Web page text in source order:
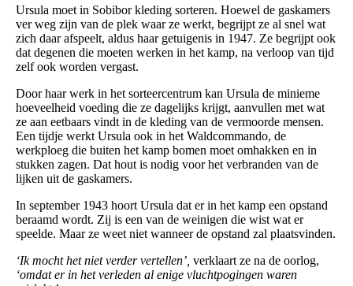
Ursula moet in Sobibor kleding sorteren. Hoewel de gaskamers
ver weg zijn van de plek waar ze werkt, begrijpt ze al snel wat
zich daar afspeelt, aldus haar getuigenis in 1947. Ze begrijpt ook
dat degenen die moeten werken in het kamp, na verloop van tijd
zelf ook worden vergast.
Door haar werk in het sorteercentrum kan Ursula de minieme
hoeveelheid voeding die ze dagelijks krijgt, aanvullen met wat
ze aan eetbaars vindt in de kleding van de vermoorde mensen.
Een tijdje werkt Ursula ook in het Waldcommando, de
werkploeg die buiten het kamp bomen moet omhakken en in
stukken zagen. Dat hout is nodig voor het verbranden van de
lijken uit de gaskamers.
In september 1943 hoort Ursula dat er in het kamp een opstand
beraamd wordt. Zij is een van de weinigen die wist wat er
speelde. Maar ze weet niet wanneer de opstand zal plaatsvinden.
‘Ik mocht het niet verder vertellen’, verklaart ze na de oorlog,
‘omdat er in het verleden al enige vluchtpogingen waren